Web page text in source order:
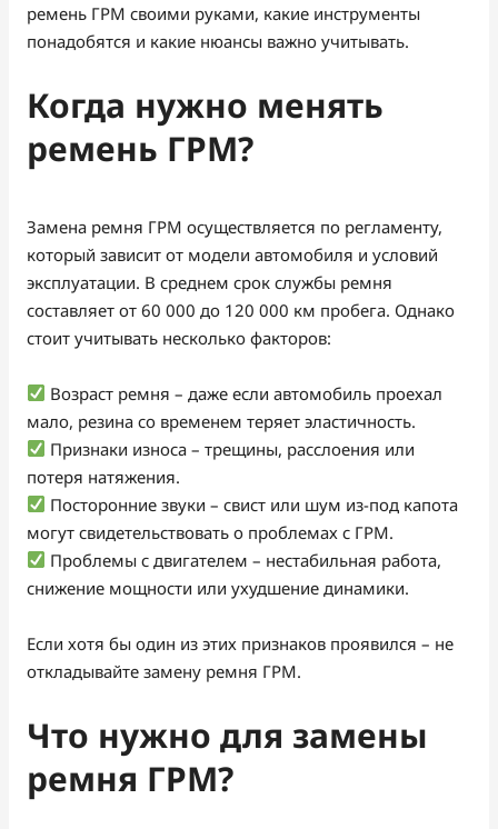
ремень ГРМ своими руками, какие инструменты
понадобятся и какие нюансы важно учитывать.
Когда нужно менять
ремень ГРМ?
Замена ремня ГРМ осуществляется по регламенту,
который зависит от модели автомобиля и условий
эксплуатации. В среднем срок службы ремня
составляет от 60 000 до 120 000 км пробега. Однако
стоит учитывать несколько факторов:
Возраст ремня – даже если автомобиль проехал
мало, резина со временем теряет эластичность.
Признаки износа – трещины, расслоения или
потеря натяжения.
Посторонние звуки – свист или шум из-под капота
могут свидетельствовать о проблемах с ГРМ.
Проблемы с двигателем – нестабильная работа,
снижение мощности или ухудшение динамики.
Если хотя бы один из этих признаков проявился – не
откладывайте замену ремня ГРМ.
Что нужно для замены
ремня ГРМ?